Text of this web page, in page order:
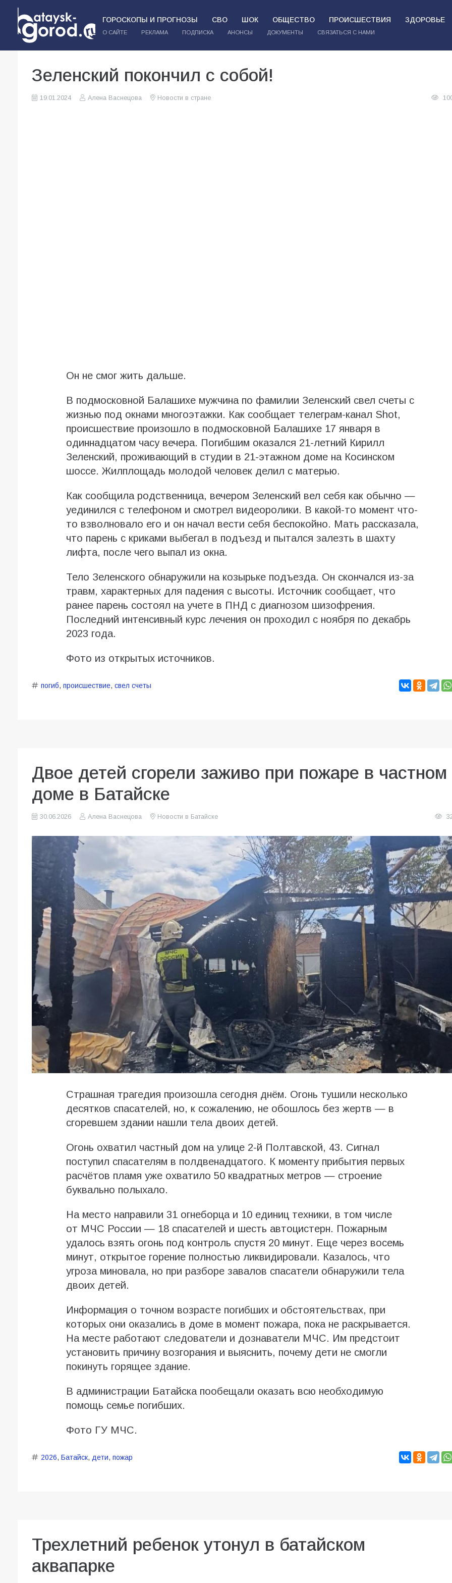
ГОРОСКОПЫ И ПРОГНОЗЫ СВО ШОК ОБЩЕСТВО ПРОИСШЕСТВИЯ ЗДОРОВЬЕ
О САЙТЕ РЕКЛАМА ПОДПИСКА АНОНСЫ ДОКУМЕНТЫ СВЯЗАТЬСЯ С НАМИ
Зеленский покончил с собой!
19.01.2024 Алена Васнецова Новости в стране
Он не смог жить дальше.
В подмосковной Балашихе мужчина по фамилии Зеленский свел счеты с
жизнью под окнами многоэтажки. Как сообщает телеграм-канал Shot,
происшествие произошло в подмосковной Балашихе 17 января в
одиннадцатом часу вечера. Погибшим оказался 21-летний Кирилл
Зеленский, проживающий в студии в 21-этажном доме на Косинском
шоссе. Жилплощадь молодой человек делил с матерью.
Как сообщила родственница, вечером Зеленский вел себя как обычно —
уединился с телефоном и смотрел видеоролики. В какой-то момент что-
то взволновало его и он начал вести себя беспокойно. Мать рассказала,
что парень с криками выбегал в подъезд и пытался залезть в шахту
лифта, после чего выпал из окна.
Тело Зеленского обнаружили на козырьке подъезда. Он скончался из-за
травм, характерных для падения с высоты. Источник сообщает, что
ранее парень состоял на учете в ПНД с диагнозом шизофрения.
Последний интенсивный курс лечения он проходил с ноября по декабрь
2023 года.
Фото из открытых источников.
погиб, происшествие, свел счеты
Двое детей сгорели заживо при пожаре в частном
доме в Батайске
30.06.2026 Алена Васнецова Новости в Батайске
Страшная трагедия произошла сегодня днём. Огонь тушили несколько
десятков спасателей, но, к сожалению, не обошлось без жертв — в
сгоревшем здании нашли тела двоих детей.
Огонь охватил частный дом на улице 2-й Полтавской, 43. Сигнал
поступил спасателям в полдвенадцатого. К моменту прибытия первых
расчётов пламя уже охватило 50 квадратных метров — строение
буквально полыхало.
На место направили 31 огнеборца и 10 единиц техники, в том числе
от МЧС России — 18 спасателей и шесть автоцистерн. Пожарным
удалось взять огонь под контроль спустя 20 минут. Еще через восемь
минут, открытое горение полностью ликвидировали. Казалось, что
угроза миновала, но при разборе завалов спасатели обнаружили тела
двоих детей.
Информация о точном возрасте погибших и обстоятельствах, при
которых они оказались в доме в момент пожара, пока не раскрывается.
На месте работают следователи и дознаватели МЧС. Им предстоит
установить причину возгорания и выяснить, почему дети не смогли
покинуть горящее здание.
В администрации Батайска пообещали оказать всю необходимую
помощь семье погибших.
Фото ГУ МЧС.
2026, Батайск, дети, пожар
Трехлетний ребенок утонул в батайском
аквапарке